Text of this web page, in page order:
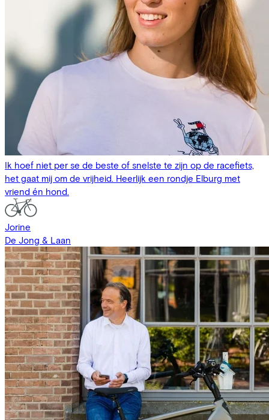
Ik hoef niet per se de beste of snelste te zijn op de racefiets,
het gaat mij om de vrijheid. Heerlijk een rondje Elburg met
vriend én hond.
Jorine
De Jong & Laan